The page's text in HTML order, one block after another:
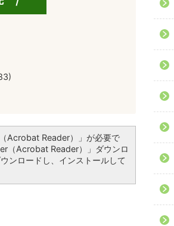
Acrobat Reader）」が必要で
（Acrobat Reader）」ダウンロ
ンロードし、インストールして